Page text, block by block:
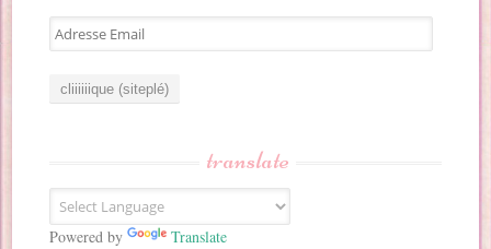
A
d
E
m
a
translate
Powered by Translate